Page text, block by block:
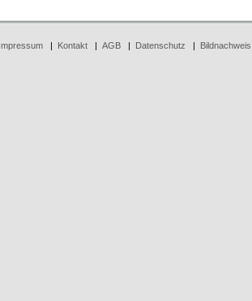
Impressum| Kontakt| AGB| Datenschutz Bildnachweis